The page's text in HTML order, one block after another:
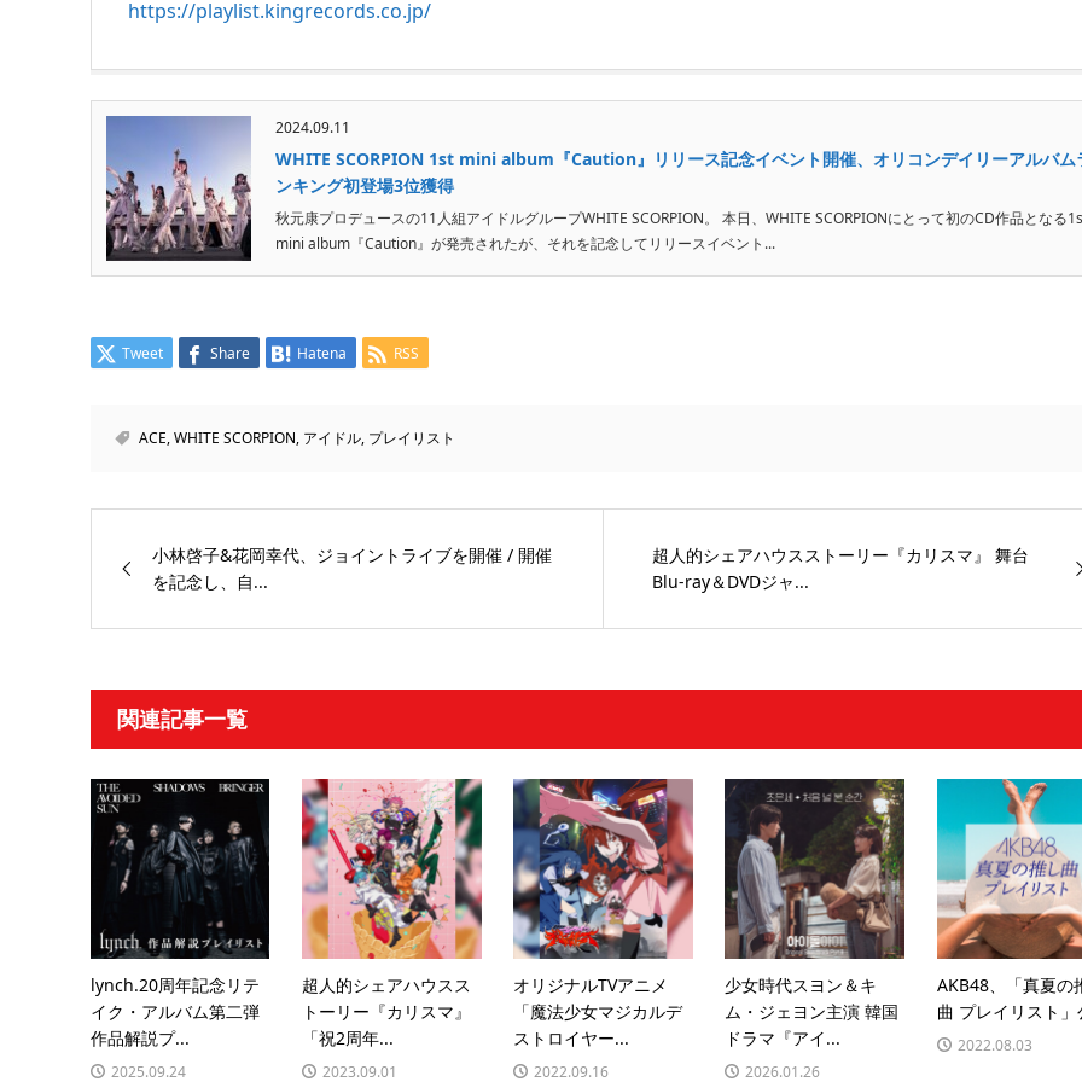
https://playlist.kingrecords.co.jp/
2024.09.11
WHITE SCORPION 1st mini album『Caution』リリース記念イベント開催、オリコンデイリーアルバム
ンキング初登場3位獲得
秋元康プロデュースの11人組アイドルグループWHITE SCORPION。 本日、WHITE SCORPIONにとって初のCD作品となる
mini album『Caution』が発売されたが、それを記念してリリースイベント...
Tweet Share Hatena RSS
ACE,WHITE SCORPION, アイドル, プレイリスト
小林啓子&花岡幸代、ジョイントライブを開催 / 開催
を記念し、自...
超人的シェアハウスストーリー『カリスマ』 舞台
Blu-ray＆DVDジャ...
関連記事一覧
lynch.20周年記念リテ
イク・アルバム第二弾
作品解説プ...
2025.09.24
超人的シェアハウスス
トーリー『カリスマ』
「祝2周年...
2023.09.01
オリジナルTVアニメ
「魔法少女マジカルデ
ストロイヤー...
2022.09.16
少女時代スヨン＆キ
ム・ジェヨン主演 韓国
ドラマ『アイ...
2026.01.26
AKB48、「真夏の
曲 プレイリスト」
2022.08.03